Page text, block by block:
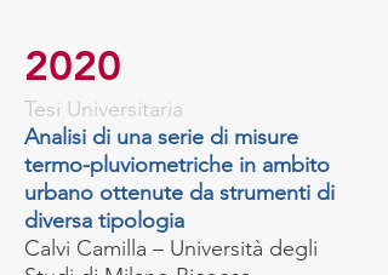
2020
Tesi Universitaria
Analisi di una serie di misure
termo-pluviometriche in ambito
urbano ottenute da strumenti di
diversa tipologia
Calvi Camilla – Università degli